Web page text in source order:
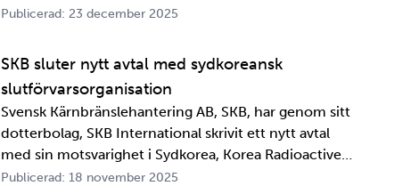
Publicerad: 23 december 2025
SKB sluter nytt avtal med sydkoreansk
slutförvarsorganisation
Svensk Kärnbränslehantering AB, SKB, har genom sitt
dotterbolag, SKB International skrivit ett nytt avtal
med sin motsvarighet i Sydkorea, Korea Radioactive
Waste Agency, KORAD. Avtalet, som är ett så kallat
Publicerad: 18 november 2025